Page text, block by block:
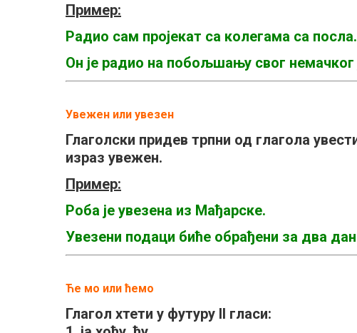
Пример:
Радио сам пројекат са колегама са посла.
Он је радио на побољшању свог немачког
Увежен или увезен
Глаголски придев трпни од глагола
израз увежен.
Пример:
Роба је увезена из Мађарске.
Увезени подаци биће обрађени за два
Ће мо или ћемо
Глагол хтети у футуру II гласи: